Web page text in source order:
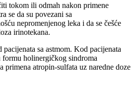
tokom ili odmah nakon primene
se da su povezani sa
nepromenjenog leka i da se češće
irinotekana.
sa astmom. Kod pacijenata
holinergičkog sindroma
primena atropin-sulfata uz naredne doze